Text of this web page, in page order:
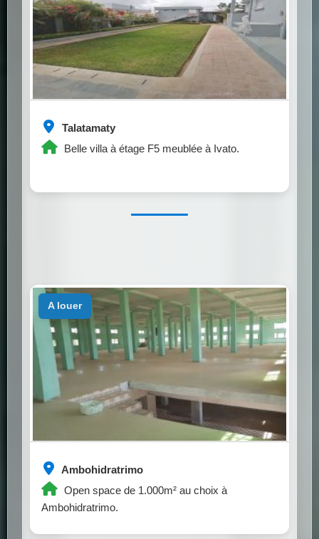
Talatamaty
Belle villa à étage F5 meublée à Ivato.
Ambohidratrimo
Open space de 1.000m² au choix à
Ambohidratrimo.
a louer